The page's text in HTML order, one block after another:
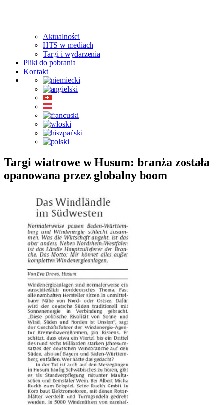
Aktualności
HTS w mediach
Targi i wydarzenia
Pliki do pobrania
Kontakt
Targi wiatrowe w Husum: branża została
opanowana przez globalny boom